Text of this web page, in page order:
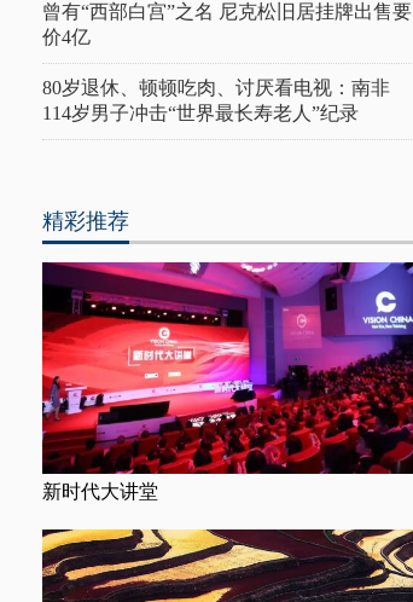
曾有“西部白宫”之名 尼克松旧居挂牌出售要
价4亿
80岁退休、顿顿吃肉、讨厌看电视：南非
114岁男子冲击“世界最长寿老人”纪录
精彩推荐
新时代大讲堂